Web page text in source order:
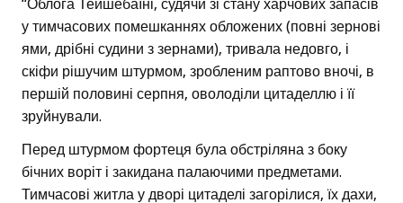
“Облога Тейшебаїні, судячи зі стану харчових запасів
у тимчасових помешканнях обложених (повні зернові
ями, дрібні судини з зернами), тривала недовго, і
скіфи рішучим штурмом, зробленим раптово вночі, в
першій половині серпня, оволоділи цитаделлю і її
зруйнували.
Перед штурмом фортеця була обстріляна з боку
бічних воріт і закидана палаючими предметами.
Тимчасові житла у дворі цитаделі загорілися, їх дахи,